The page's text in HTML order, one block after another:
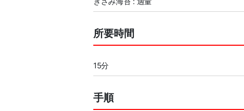
所要時間
15分
手順